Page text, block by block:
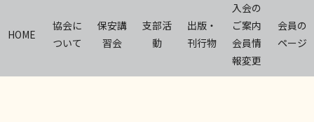
HOME
協会に
ついて
保安講
習会
支部活
動
出版・
刊行物
入会の
ご案内
会員情
報変更
会員の
ページ